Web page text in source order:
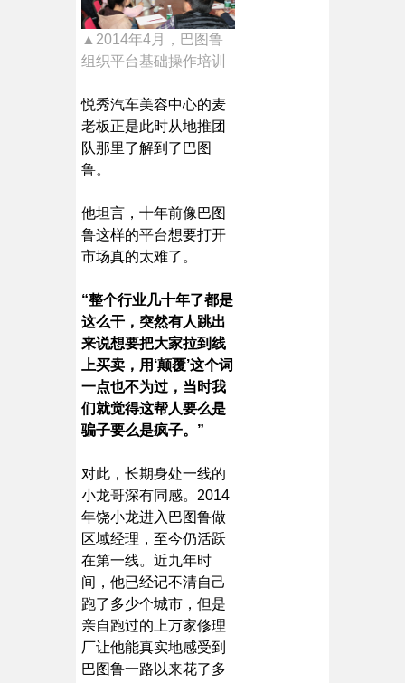
▲2014年4月，巴图鲁
组织平台基础操作培训
悦秀汽车美容中心的麦
老板正是此时从地推团
队那里了解到了巴图
鲁。
他坦言，十年前像巴图
鲁这样的平台想要打开
市场真的太难了。
“整个行业几十年了都是
这么干，突然有人跳出
来说想要把大家拉到线
上买卖，用‘颠覆’这个词
一点也不为过，当时我
们就觉得这帮人要么是
骗子要么是疯子。”
对此，长期身处一线的
小龙哥深有同感。2014
年饶小龙进入巴图鲁做
区域经理，至今仍活跃
在第一线。近九年时
间，他已经记不清自己
跑了多少个城市，但是
亲自跑过的上万家修理
厂让他能真实地感受到
巴图鲁一路以来花了多